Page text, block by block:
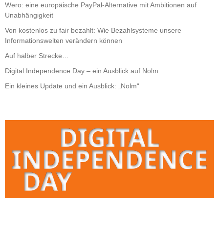
Wero: eine europäische PayPal-Alternative mit Ambitionen auf
Unabhängigkeit
Von kostenlos zu fair bezahlt: Wie Bezahlsysteme unsere
Informationswelten verändern können
Auf halber Strecke…
Digital Independence Day – ein Ausblick auf Nolm
Ein kleines Update und ein Ausblick: „Nolm“